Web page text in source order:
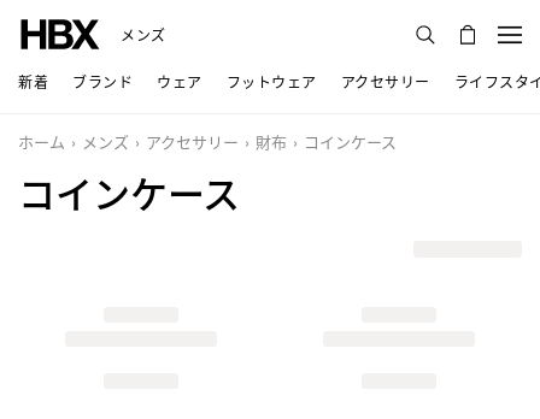
メンズ
新着 ブランド ウェア フットウェア アクセサリー ライフスタ
ホーム メンズ アクセサリー 財布 コインケース
コインケース